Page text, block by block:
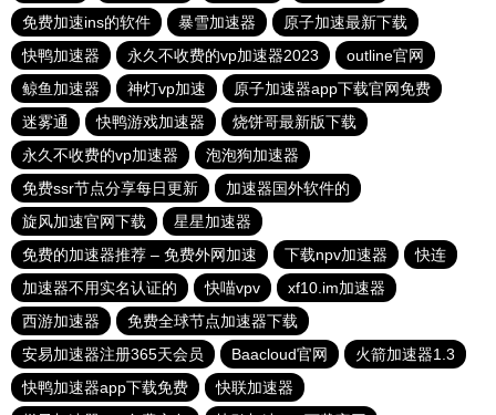
免费加速ins的软件
暴雪加速器
原子加速最新下载
快鸭加速器
永久不收费的vp加速器2023
outline官网
鲸鱼加速器
神灯vp加速
原子加速器app下载官网免费
迷雾通
快鸭游戏加速器
烧饼哥最新版下载
永久不收费的vp加速器
泡泡狗加速器
免费ssr节点分享每日更新
加速器国外软件的
旋风加速官网下载
星星加速器
免费的加速器推荐 – 免费外网加速
下载npv加速器
快连
加速器不用实名认证的
快喵vpv
xf10.im加速器
西游加速器
免费全球节点加速器下载
安易加速器注册365天会员
Baacloud官网
火箭加速器1.3
快鸭加速器app下载免费
快联加速器